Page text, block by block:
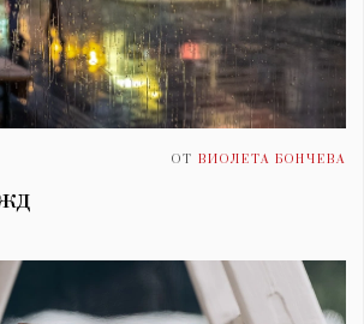
ОТ ВИОЛЕТА БОНЧЕВА